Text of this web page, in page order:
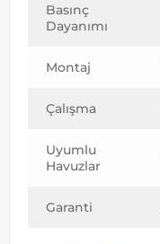
Basınç
Dayanımı
Montaj
Çalışma
Uyumlu
Havuzlar
Garanti